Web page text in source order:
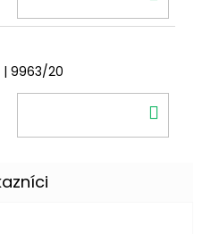
| 9963/20